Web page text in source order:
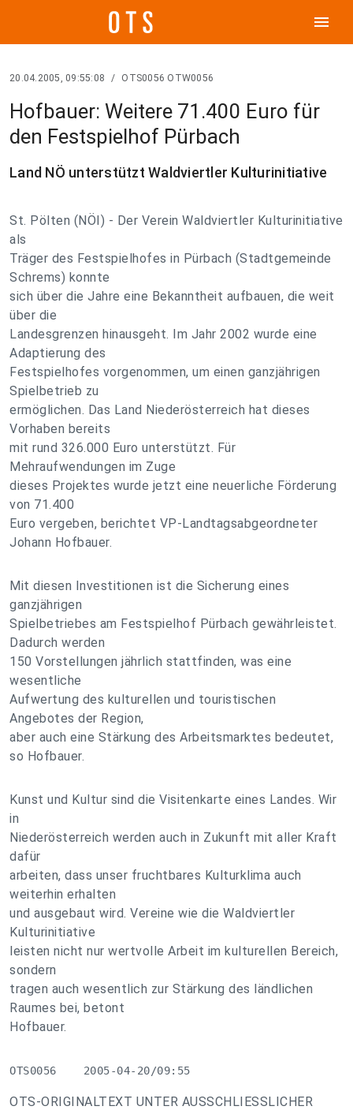
menu
20.04.2005, 09:55:08 / OTS0056 OTW0056
Hofbauer: Weitere 71.400 Euro für
den Festspielhof Pürbach
Land NÖ unterstützt Waldviertler Kulturinitiative
St. Pölten (NÖI) - Der Verein Waldviertler Kulturinitiative
als
Träger des Festspielhofes in Pürbach (Stadtgemeinde
Schrems) konnte
sich über die Jahre eine Bekanntheit aufbauen, die weit
über die
Landesgrenzen hinausgeht. Im Jahr 2002 wurde eine
Adaptierung des
Festspielhofes vorgenommen, um einen ganzjährigen
Spielbetrieb zu
ermöglichen. Das Land Niederösterreich hat dieses
Vorhaben bereits
mit rund 326.000 Euro unterstützt. Für
Mehraufwendungen im Zuge
dieses Projektes wurde jetzt eine neuerliche Förderung
von 71.400
Euro vergeben, berichtet VP-Landtagsabgeordneter
Johann Hofbauer.
Mit diesen Investitionen ist die Sicherung eines
ganzjährigen
Spielbetriebes am Festspielhof Pürbach gewährleistet.
Dadurch werden
150 Vorstellungen jährlich stattfinden, was eine
wesentliche
Aufwertung des kulturellen und touristischen
Angebotes der Region,
aber auch eine Stärkung des Arbeitsmarktes bedeutet,
so Hofbauer.
Kunst und Kultur sind die Visitenkarte eines Landes. Wir
in
Niederösterreich werden auch in Zukunft mit aller Kraft
dafür
arbeiten, dass unser fruchtbares Kulturklima auch
weiterhin erhalten
und ausgebaut wird. Vereine wie die Waldviertler
Kulturinitiative
leisten nicht nur wertvolle Arbeit im kulturellen Bereich,
sondern
tragen auch wesentlich zur Stärkung des ländlichen
Raumes bei, betont
Hofbauer.
OTS0056    2005-04-20/09:55
OTS-ORIGINALTEXT UNTER AUSSCHLIESSLICHER